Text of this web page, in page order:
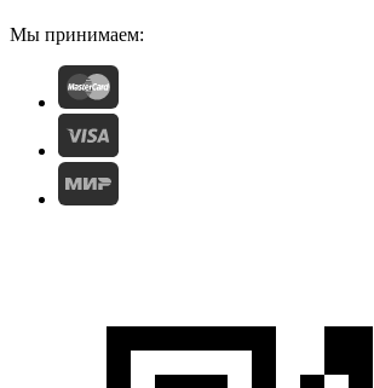
Мы принимаем: